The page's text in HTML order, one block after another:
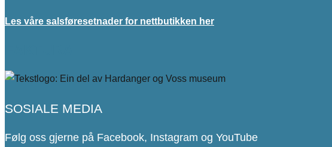
Les våre salsføresetnader for nettbutikken her
SOSIALE MEDIA
Følg oss gjerne på Facebook, Instagram og YouTube